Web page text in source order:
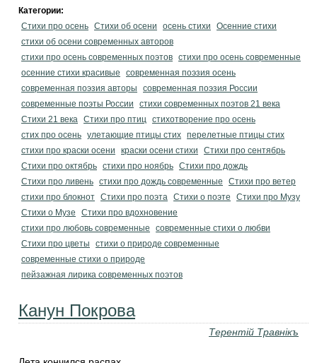
Категории:
Стихи про осень Стихи об осени осень стихи
Осенние стихи
стихи об осени современных авторов
стихи про осень современных поэтов стихи про осень современные
осенние стихи красивые
современная поэзия осень
современная поэзия авторы
современная поэзия России
современные поэты России
стихи современных поэтов 21 века
Стихи 21 века Стихи про птиц стихотворение про осень
стих про осень улетающие птицы стих перелетные птицы стих
стихи про краски осени
краски осени стихи
Стихи про сентябрь
Стихи про октябрь стихи про ноябрь Стихи про дождь
Стихи про ливень стихи про дождь современные
Стихи про ветер
стихи про блокнот Стихи про поэта Стихи о поэте
Стихи про Музу
Стихи о Музе
Стихи про вдохновение
стихи про любовь современные
современные стихи о любви
Стихи про цветы
стихи о природе современные
современные стихи о природе
пейзажная лирика современных поэтов
Канун Покрова
Терентiй Травнiкъ